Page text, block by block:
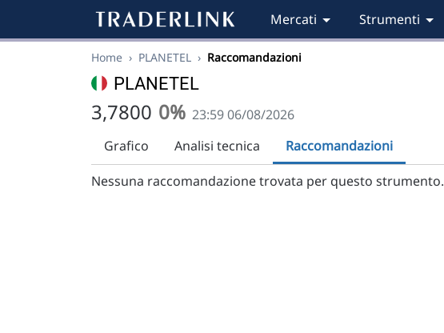
Mercati Strumenti
Home › PLANETEL › Raccomandazioni
PLANETEL
3,7800 0% 23:59 06/08/2026
Grafico
Analisi tecnica
Raccomandazioni
Nessuna raccomandazione trovata per questo strumento.